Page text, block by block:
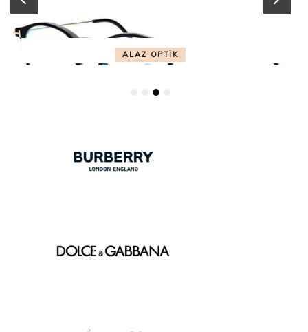
ALAZ OPTİK